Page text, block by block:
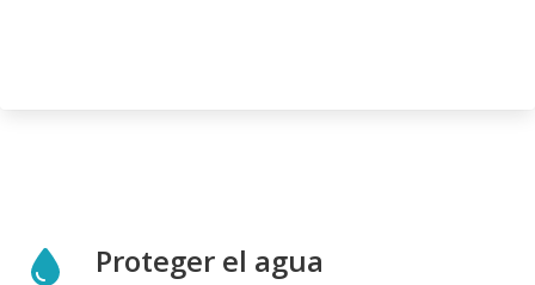
Proteger el agua